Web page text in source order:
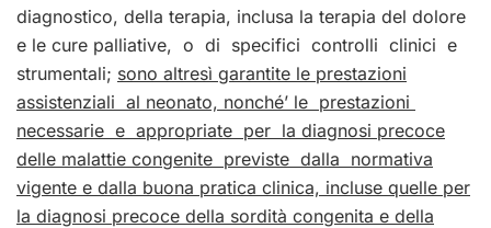
diagnostico, della terapia, inclusa la terapia del dolore
e le cure palliative, o di specifici controlli clinici e
strumentali; sono altresì garantite le prestazioni
assistenziali al neonato, nonché’ le prestazioni
necessarie e appropriate per la diagnosi precoce
delle malattie congenite previste dalla normativa
vigente e dalla buona pratica clinica, incluse quelle per
la diagnosi precoce della sordità congenita e della